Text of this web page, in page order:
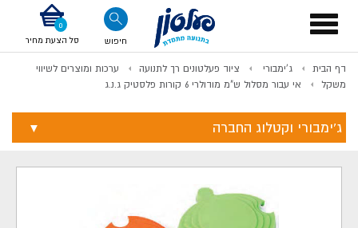
Toggle
navigation
חיפוש סל הצעת מחיר
דף הבית ג'ימבורי ציוד פעלטונים רך לתנועה
ערכות ומוצרים לשיווי
משקל
אי עבור מסלול ש"מ מודולרי 6 קורות פלסטיק ג.נ.ג
ג'ימבורי וקטלוג החברה